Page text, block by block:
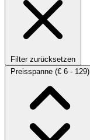
Filter zurücksetzen
Preisspanne (€ 6 - 129)